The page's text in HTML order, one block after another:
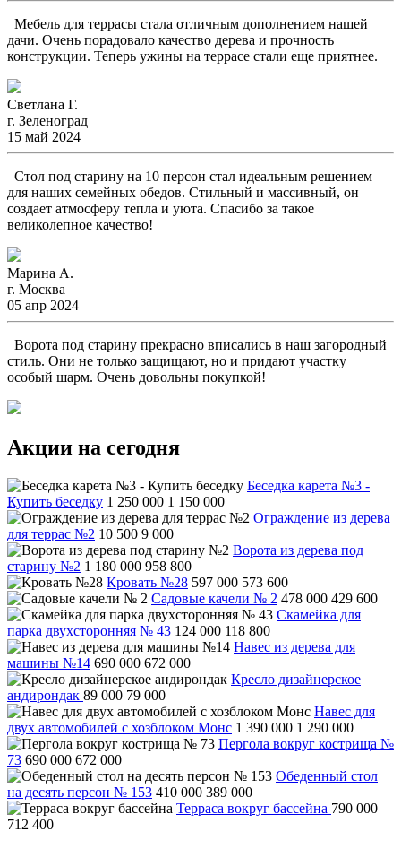
Мебель для террасы стала отличным дополнением нашей
дачи. Очень порадовало качество дерева и прочность
конструкции. Теперь ужины на террасе стали еще приятнее.
Светлана Г.
г. Зеленоград
15 май 2024
Стол под старину на 10 персон стал идеальным решением
для наших семейных обедов. Стильный и массивный, он
создает атмосферу тепла и уюта. Спасибо за такое
великолепное качество!
Марина А.
г. Москва
05 апр 2024
Ворота под старину прекрасно вписались в наш загородный
стиль. Они не только защищают, но и придают участку
особый шарм. Очень довольны покупкой!
Акции на сегодня
Беседка карета №3 -
Купить беседку 1 250 000 1 150 000
Ограждение из дерева
для террас №2 10 500 9 000
Ворота из дерева под
старину №2 1 180 000 958 800
Кровать №28 597 000 573 600
Садовые качели № 2 478 000 429 600
Скамейка для
парка двухсторонняя № 43 124 000 118 800
Навес из дерева для
машины №14 690 000 672 000
Кресло дизайнерское
андирондак 89 000 79 000
Навес для
двух автомобилей с хозблоком Монс 1 390 000 1 290 000
Пергола вокруг кострища №
73 690 000 672 000
Обеденный стол
на десять персон № 153 410 000 389 000
Терраса вокруг бассейна 790 000
712 400